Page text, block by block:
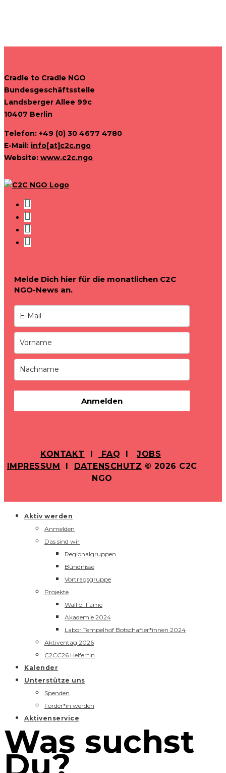
Cradle to Cradle NGO
Bundesgeschäftsstelle
Landsberger Allee 99c
10407 Berlin
Telefon: +49 (0) 30 4677 4780
E-Mail: info[at]c2c.ngo
Website: www.c2c.ngo
Melde Dich hier für die monatlichen C2C
NGO-News an.
Anmelden
KONTAKT I FAQ IJOBS
IMPRESSUM I DATENSCHUTZ © 2026 C2C
NGO
Aktiv werden
Anmelden
Das sind wir
Regionalgruppen
Bündnisse
Vortragsgruppe
Projekte
Wall of Fame
Akademie 2024
Labor Tempelhof Botschafter*innen 2024
Aktiventag 2026
C2CC26 Helfer*in
Kalender
Unterstütze uns
Spenden
Förder*in werden
Aktivenservice
Was suchst